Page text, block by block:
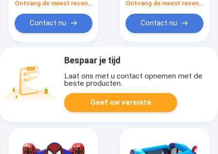
Contact nu Contact nu
Bespaar je tijd
Laat ons met u contact opnemen met de
beste producten.
Geef uw vereiste